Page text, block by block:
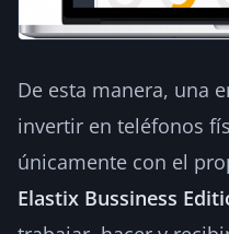
De esta manera, una
invertir en teléfonos
únicamente con el
Elastix Bussiness